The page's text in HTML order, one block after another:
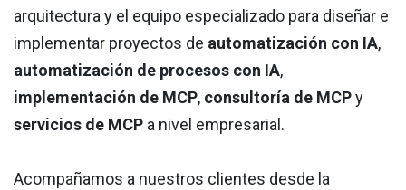
arquitectura y el equipo especializado para diseñar e
implementar proyectos de automatización con IA,
automatización de procesos con IA,
implementación de MCP, consultoría de MCPy
servicios de MCP a nivel empresarial.
Acompañamos a nuestros clientes desde la